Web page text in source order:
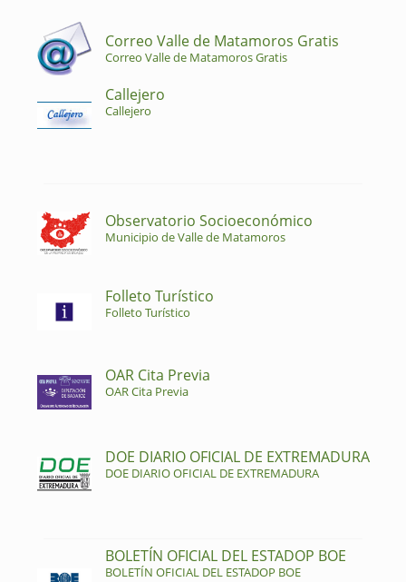
Correo Valle de Matamoros Gratis
Correo Valle de Matamoros Gratis
Callejero
Callejero
Observatorio Socioeconómico
Municipio de Valle de Matamoros
Folleto Turístico
Folleto Turístico
OAR Cita Previa
OAR Cita Previa
DOE DIARIO OFICIAL DE EXTREMADURA
DOE DIARIO OFICIAL DE EXTREMADURA
BOLETÍN OFICIAL DEL ESTADOP BOE
BOLETÍN OFICIAL DEL ESTADOP BOE